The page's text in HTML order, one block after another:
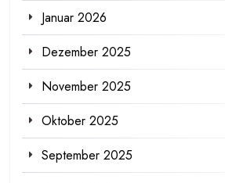
Januar 2026
Dezember 2025
November 2025
Oktober 2025
September 2025